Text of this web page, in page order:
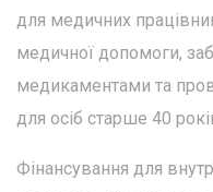
для медичних
медичної допомоги,
медикаментами та
для осіб старше 40
Фінансування для